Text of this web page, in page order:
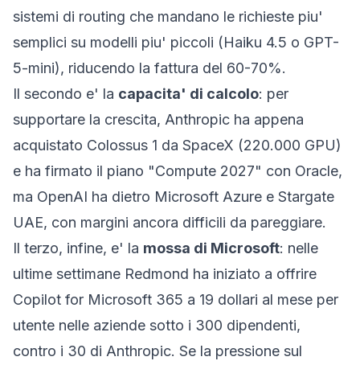
sistemi di routing che mandano le richieste piu'
semplici su modelli piu' piccoli (Haiku 4.5 o GPT-
5-mini), riducendo la fattura del 60-70%.
Il secondo e' la capacita' di calcolo: per
supportare la crescita, Anthropic ha appena
acquistato Colossus 1 da SpaceX (220.000 GPU)
e ha firmato il piano "Compute 2027" con Oracle,
ma OpenAI ha dietro Microsoft Azure e Stargate
UAE, con margini ancora difficili da pareggiare.
Il terzo, infine, e' la mossa di Microsoft: nelle
ultime settimane Redmond ha iniziato a offrire
Copilot for Microsoft 365 a 19 dollari al mese per
utente nelle aziende sotto i 300 dipendenti,
contro i 30 di Anthropic. Se la pressione sul